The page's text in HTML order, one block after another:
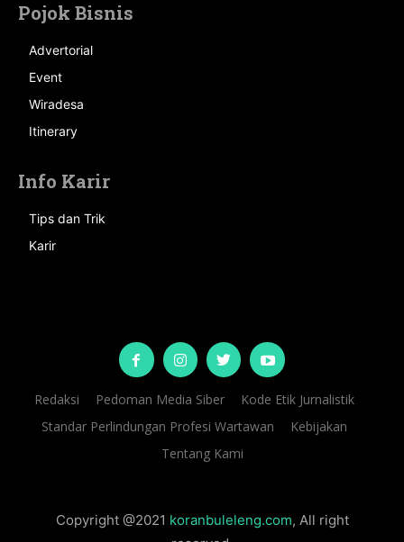
Pojok Bisnis
Advertorial
Event
Wiradesa
Itinerary
Info Karir
Tips dan Trik
Karir
Redaksi Pedoman Media Siber
Kode Etik Jurnalistik
Standar Perlindungan Profesi Wartawan
Kebijakan
Tentang Kami
Copyright @2021 koranbuleleng.com, All right